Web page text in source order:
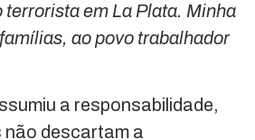
terrorista em La Plata. Minha
ao povo trabalhador
a responsabilidade,
descartam a